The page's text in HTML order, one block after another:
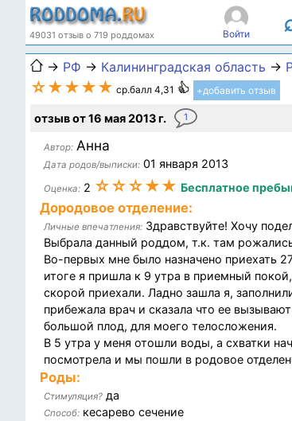
49031 отзыв о 719 роддомах Войти
→ РФ → Калининградская область →
☆★★★★ ср.балл 4,31 +добавить отзыв
отзыв от 16 мая 2013 г. 1
Автор: Анна
Дата родов/выписки: 01 января 2013
Оценка: 2 ☆☆☆★★ Бесплатное
Дородовое отделение:
Личные впечатления: Здравствуйте! Хочу
Выбрала данный роддом, т.к. там
Во-первых мне было назначено приехать
итоге я пришла к 9 утра в приемный
скорой приехали. Ладно зашла я,
прибежала врач и сказала что ее
большой плод, для моего телосложения.
В 5 утра у меня отошли воды, а схватки
посмотрела и мы пошли в родовое
Роды:
Стимуляция? да
Способ: кесарево сечение